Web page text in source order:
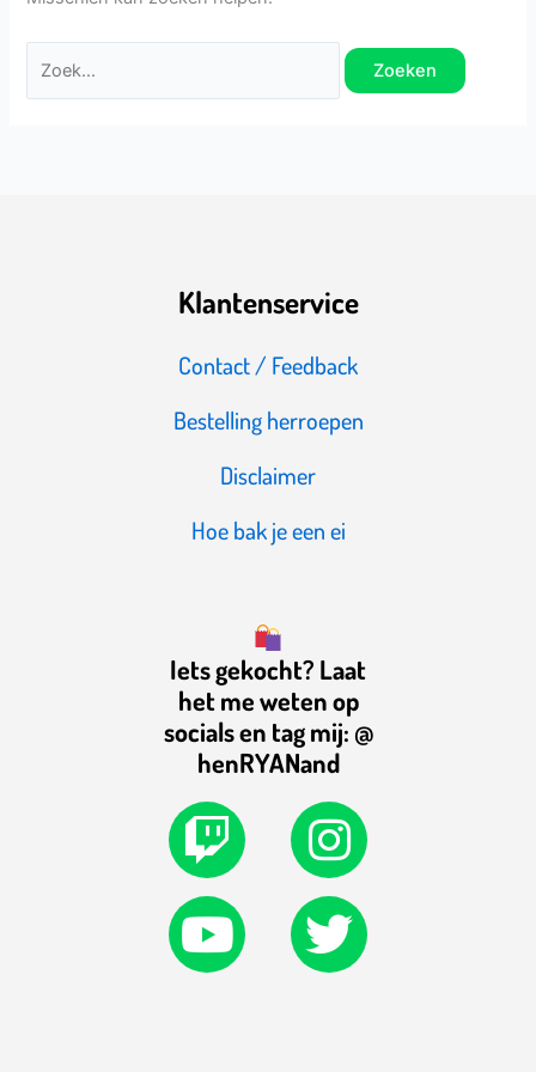
Klantenservice
Contact / Feedback
Bestelling herroepen
Disclaimer
Hoe bak je een ei
Iets gekocht? Laat
het me weten op
socials en tag mij: @
henRYANand
T
w
i
t
I
n
s
t
Y
o
u
t
T
w
i
t